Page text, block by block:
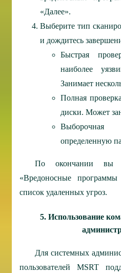
«Далее».
Выберите тип
и дождитесь
Быстрая
наиболее
Занимает
Полная
диски. Может
Выборочная
определенную
По окончании вы
«Вредоносные
список удаленных угроз.
5. Использование
Для системных
пользователей MSRT